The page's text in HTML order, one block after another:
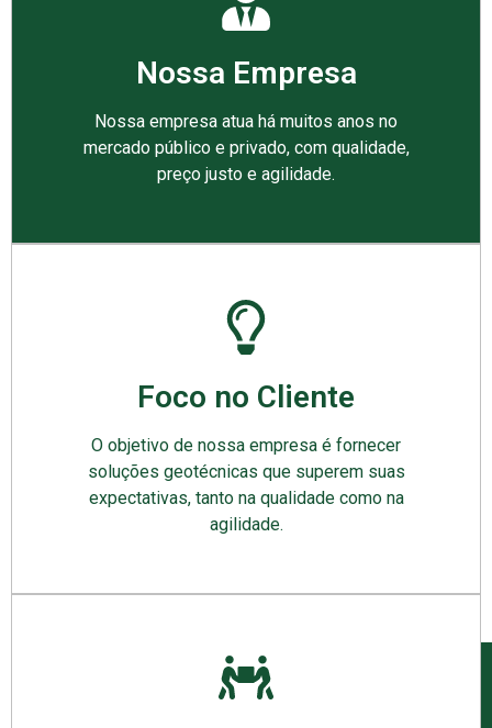
Nossa Empresa
Nossa empresa atua há muitos anos no
mercado público e privado, com qualidade,
preço justo e agilidade.
Foco no Cliente
O objetivo de nossa empresa é fornecer
soluções geotécnicas que superem suas
expectativas, tanto na qualidade como na
agilidade.